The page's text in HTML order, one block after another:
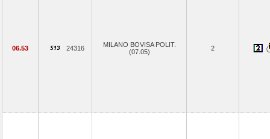
06.53 24316
MILANO BOVISA POLIT.
(07.05)
2